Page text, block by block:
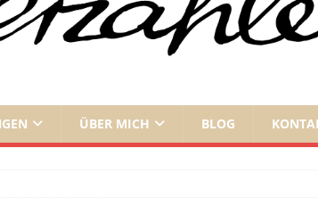
ÜBER MICH BLOG